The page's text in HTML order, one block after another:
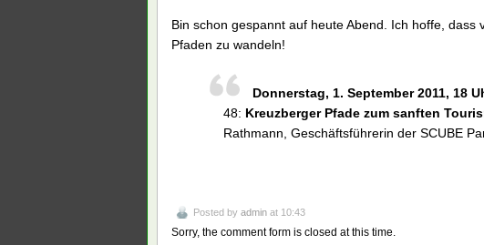
Bin schon gespannt auf heute Abend. Ich hoffe,
Pfaden zu wandeln!
Donnerstag, 1. September 2011, 18
48: Kreuzberger Pfade zum sanften
Rathmann, Geschäftsführerin der SCUBE
Posted by admin at 10:43
Sorry, the comment form is closed at this time.